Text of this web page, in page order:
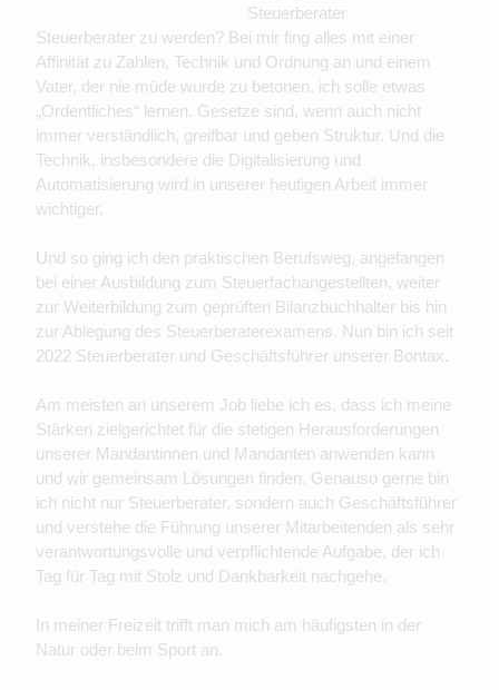
Steuerberater
Steuerberater zu werden? Bei mir fing alles mit einer
Affinität zu Zahlen, Technik und Ordnung an und einem
Vater, der nie müde wurde zu betonen, ich solle etwas
„Ordentliches“ lernen. Gesetze sind, wenn auch nicht
immer verständlich, greifbar und geben Struktur. Und die
Technik, insbesondere die Digitalisierung und
Automatisierung wird in unserer heutigen Arbeit immer
wichtiger.
Und so ging ich den praktischen Berufsweg, angefangen
bei einer Ausbildung zum Steuerfachangestellten, weiter
zur Weiterbildung zum geprüften Bilanzbuchhalter bis hin
zur Ablegung des Steuerberaterexamens. Nun bin ich seit
2022 Steuerberater und Geschäftsführer unserer Bontax.
Am meisten an unserem Job liebe ich es, dass ich meine
Stärken zielgerichtet für die stetigen Herausforderungen
unserer Mandantinnen und Mandanten anwenden kann
und wir gemeinsam Lösungen finden. Genauso gerne bin
ich nicht nur Steuerberater, sondern auch Geschäftsführer
und verstehe die Führung unserer Mitarbeitenden als sehr
verantwortungsvolle und verpflichtende Aufgabe, der ich
Tag für Tag mit Stolz und Dankbarkeit nachgehe.
In meiner Freizeit trifft man mich am häufigsten in der
Natur oder beim Sport an.